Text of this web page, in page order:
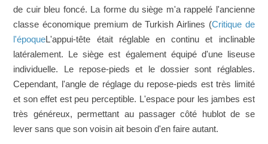
de cuir bleu foncé. La forme du siège m'a rappelé l'ancienne
classe économique premium de Turkish Airlines (Critique de
l'époqueL'appui-tête était réglable en continu et inclinable
latéralement. Le siège est également équipé d'une liseuse
individuelle. Le repose-pieds et le dossier sont réglables.
Cependant, l'angle de réglage du repose-pieds est très limité
et son effet est peu perceptible. L'espace pour les jambes est
très généreux, permettant au passager côté hublot de se
lever sans que son voisin ait besoin d'en faire autant.